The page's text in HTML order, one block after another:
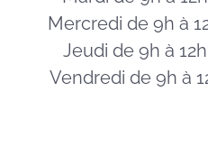
Mercredi de 9h à
Jeudi de 9h à
Vendredi de 9h à